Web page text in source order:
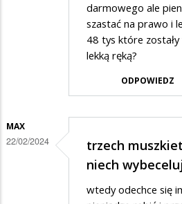
darmowego ale
szastać na prawo i
48 tys które
lekką ręką?
ODPOWIEDZ
MAX
22/02/2024
trzech
niech
wtedy odechce się